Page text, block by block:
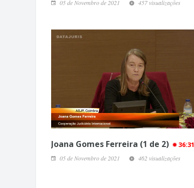
05 de Novembro de 2021 457 visualizações
Joana Gomes Ferreira (1 de 2) 36:31
05 de Novembro de 2021 462 visualizações